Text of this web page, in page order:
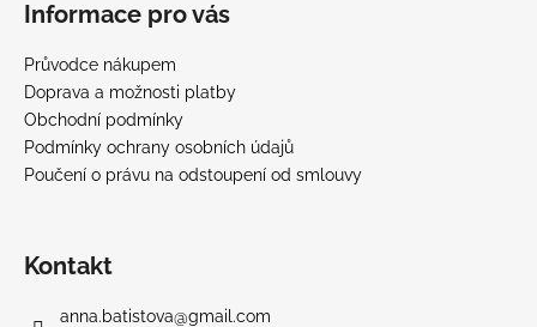
Informace pro vás
Průvodce nákupem
Doprava a možnosti platby
Obchodní podmínky
Podmínky ochrany osobních údajů
Poučení o právu na odstoupení od smlouvy
Kontakt
anna.batistova@gmail.com